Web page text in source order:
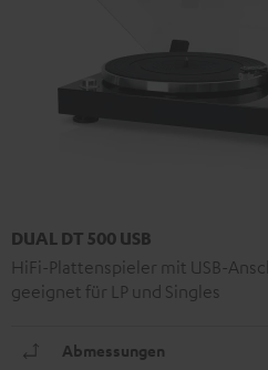
DUAL DT 500 USB
HiFi-Plattenspieler mit USB-
geeignet für LP und Singles
Abmessungen